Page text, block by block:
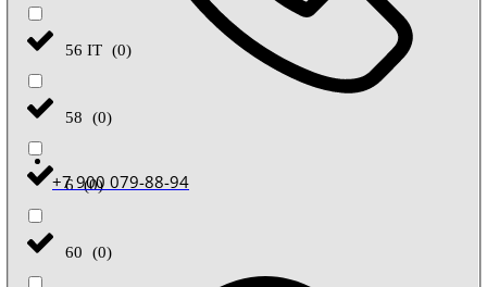
56 IT (0)
58 (0)
6 (0)
60 (0)
+7 900 079-88-94